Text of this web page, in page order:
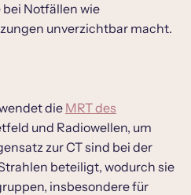
bei Notfällen wie
unverzichtbar macht.
dieMRT des
und Radiowellen, um
zur CT sind bei der
beteiligt, wodurch sie
insbesondere für